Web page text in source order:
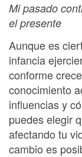
Mi pasado
el presente
Aunque es
infancia
conforme
conocimiento
influencias y
puedes elegir
afectando tu
cambio es